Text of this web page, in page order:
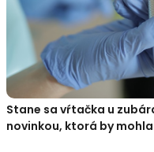
Stane sa vŕtačka u
novinkou, ktorá by